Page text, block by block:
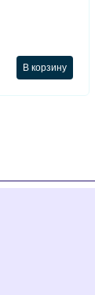
В корзину